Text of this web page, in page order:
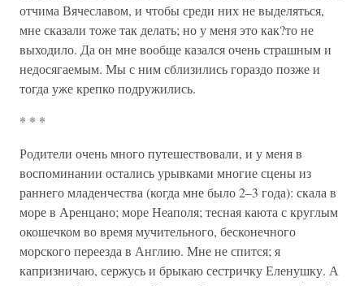
отчима Вячеславом, и чтобы среди них не выделяться,
мне сказали тоже так делать; но у меня это как?то не
выходило. Да он мне вообще казался очень страшным и
недосягаемым. Мы с ним сблизились гораздо позже и
тогда уже крепко подружились.
* * *
Родители очень много путешествовали, и у меня в
воспоминании остались урывками многие сцены из
раннего младенчества (когда мне было 2–3 года): скала в
море в Аренцано; море Неаполя; тесная каюта с круглым
окошечком во время мучительного, бесконечного
морского переезда в Англию. Мне не спится; я
капризничаю, сержусь и брыкаю сестричку Еленушку. А